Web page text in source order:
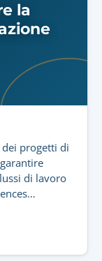
la
progetti di
di lavoro